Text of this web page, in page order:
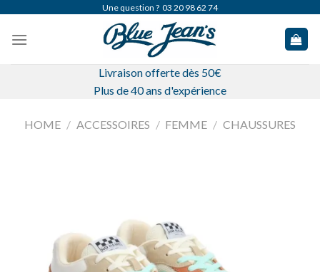
content
Une question ? 03 20 98 62 74
Livraison offerte dès 50€
Plus de 40 ans d'expérience
HOME / ACCESSOIRES / FEMME / CHAUSSURES